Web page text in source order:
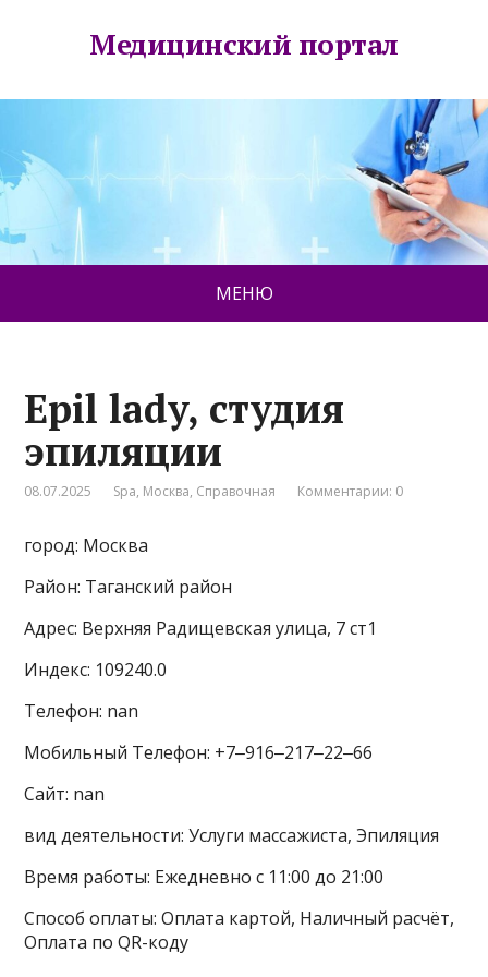
Медицинский портал
МЕНЮ
Epil lady, студия
эпиляции
08.07.2025 Spa, Москва, Справочная Комментарии: 0
город: Москва
Район: Таганский район
Адрес: Верхняя Радищевская улица, 7 ст1
Индекс: 109240.0
Телефон: nan
Мобильный Телефон: +7‒916‒217‒22‒66
Сайт: nan
вид деятельности: Услуги массажиста, Эпиляция
Время работы: Ежедневно с 11:00 до 21:00
Способ оплаты: Оплата картой, Наличный расчёт,
Оплата по QR-коду